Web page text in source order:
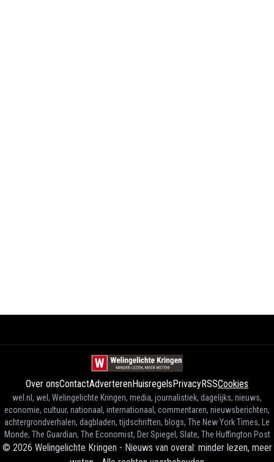
Over onsContactAdverterenHuisregels PrivacyRSSCookies
wel.nl, wel, Welingelichte Kringen, media, journalistiek, dagelijks, nieuws,
economie, cultuur, nationaal, internationaal, commentaren, nieuwsberichten,
achtergrondverhalen, dagbladen, tijdschriften, blogs, The New York Times, Le
Monde, The Guardian, The Economist, Der Spiegel, Slate, The Huffington Post
© 2026 Welingelichte Kringen - Nieuws van overal: minder lezen, meer